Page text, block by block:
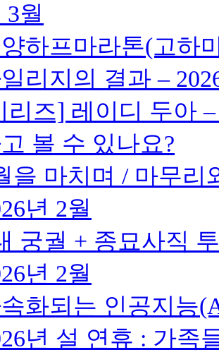
3월
하프마라톤(고하
리지의 결과 –
리즈] 레이디 두아
볼 수 있나요?
을 마치며 / 마무리
년 2월
궁궐 + 종묘사직
년 2월
화되는 인공지능
년 설 연휴 : 가족